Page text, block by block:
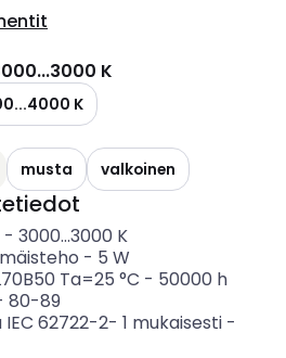
K
K
musta valkoinen
- 3000...3000 K
- 5 W
Ta=25 °C - 50000 h
80-89
62722-2- 1 mukaisesti-